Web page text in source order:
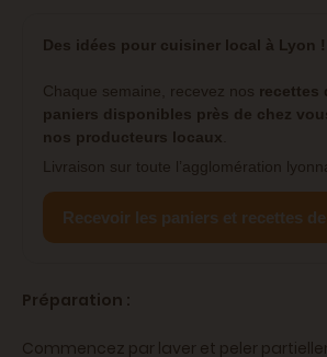
Des idées pour cuisiner local à Lyon !
Chaque semaine, recevez nos recettes
paniers disponibles près de chez
nos producteurs locaux
Livraison sur toute l’agglomération
Recevoir les paniers et recettes
Préparation :
Commencez par laver et peler